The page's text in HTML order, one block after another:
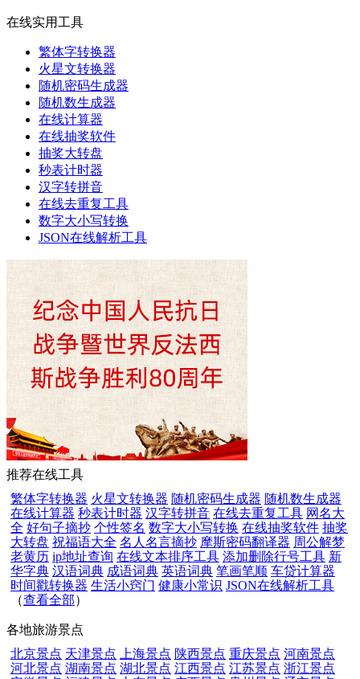
在线实用工具
繁体字转换器
火星文转换器
随机密码生成器
随机数生成器
在线计算器
在线抽奖软件
抽奖大转盘
秒表计时器
汉字转拼音
在线去重复工具
数字大小写转换
JSON在线解析工具
推荐在线工具
繁体字转换器 火星文转换器 随机密码生成器 随机数生成器
在线计算器 秒表计时器 汉字转拼音 在线去重复工具 网名大
全 好句子摘抄 个性签名 数字大小写转换 在线抽奖软件 抽奖
大转盘 祝福语大全 名人名言摘抄 摩斯密码翻译器 周公解梦
老黄历 ip地址查询 在线文本排序工具 添加删除行号工具 新
华字典 汉语词典 成语词典 英语词典 笔画笔顺 车贷计算器
时间戳转换器 生活小窍门 健康小常识 JSON在线解析工具
（查看全部）
各地旅游景点
北京景点 天津景点 上海景点 陕西景点 重庆景点 河南景点
河北景点 湖南景点 湖北景点 江西景点 江苏景点 浙江景点